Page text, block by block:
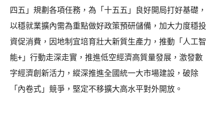
四五」規劃各項任務，為「十五五」良好開局打好基礎，
以穩就業擴內需為重點做好政策預研儲備，加大力度穩投
資促消費，因地制宜培育壯大新質生產力，推動「人工智
能+」行動走深走實，推進低空經濟高質量發展，激發數
字經濟創新活力，縱深推進全國統一大市場建設，破除
「內卷式」競爭，堅定不移擴大高水平對外開放。